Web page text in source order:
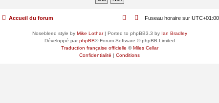
Accueil du forum Fuseau horaire sur UTC+01:00
Nosebleed style by Mike Lothar| Ported to phpBB3.3 by Ian Bradley
Développé parphpBB® Forum Software © phpBB Limited
Traduction française officielle ©Miles Cellar
Confidentialité | Conditions